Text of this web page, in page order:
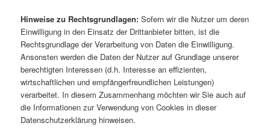
Hinweise zu Rechtsgrundlagen: Sofern wir die Nutzer um deren
Einwilligung in den Einsatz der Drittanbieter bitten, ist die
Rechtsgrundlage der Verarbeitung von Daten die Einwilligung.
Ansonsten werden die Daten der Nutzer auf Grundlage unserer
berechtigten Interessen (d.h. Interesse an effizienten,
wirtschaftlichen und empfängerfreundlichen Leistungen)
verarbeitet. In diesem Zusammenhang möchten wir Sie auch auf
die Informationen zur Verwendung von Cookies in dieser
Datenschutzerklärung hinweisen.